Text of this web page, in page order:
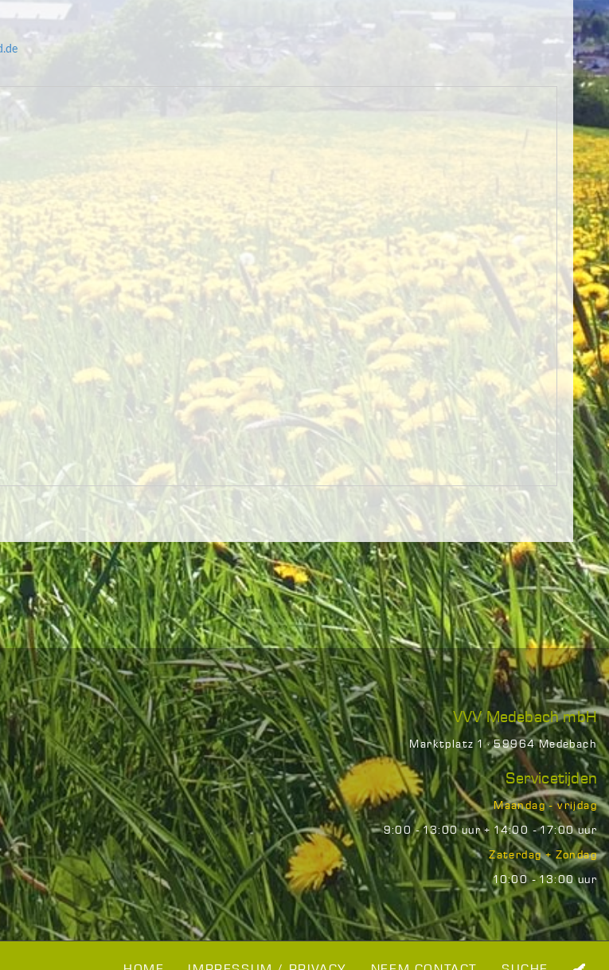
VVV Medebach mbH
Marktplatz 1 · 59964 Medebach
Servicetijden
Maandag - vrijdag
9:00 - 13:00 uur + 14:00 - 17:00 uur
Zaterdag + Zondag
10:00 - 13:00 uur